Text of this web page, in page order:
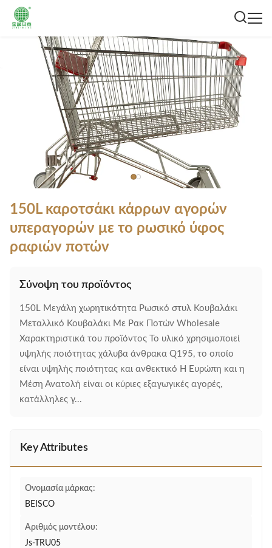
150L καροτσάκι κάρρων αγορών
υπεραγορών με το ρωσικό ύφος
ραφιών ποτών
Σύνοψη του προϊόντος
150L Μεγάλη χωρητικότητα Ρωσικό στυλ Κουβαλάκι
Μεταλλικό Κουβαλάκι Με Ρακ Ποτών Wholesale
Χαρακτηριστικά του προϊόντος Το υλικό χρησιμοποιεί
υψηλής ποιότητας χάλυβα άνθρακα Q195, το οποίο
είναι υψηλής ποιότητας και ανθεκτικό Η Ευρώπη και η
Μέση Ανατολή είναι οι κύριες εξαγωγικές αγορές,
κατάλληλες γ...
Key Attributes
Ονομασία μάρκας:
BEISCO
Αριθμός μοντέλου:
Js-TRU05